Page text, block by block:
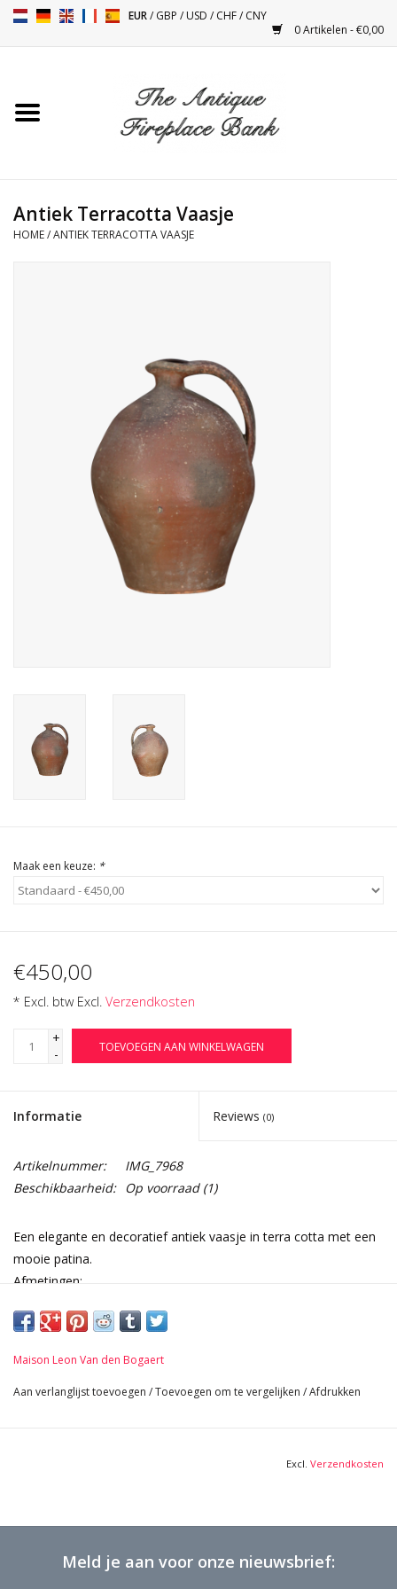
EUR/GBP /USD /CHF/CNY
0 Artikelen - €0,00
Toebehoren
Decoratieve Outdoor
Vloeren - Steen, Terra Cotta
AI-Ready Database
Login
Antiek Terracotta Vaasje
HOME/ANTIEK TERRACOTTA VAASJE
Maak een keuze: *
€450,00
* Excl. btw Excl. Verzendkosten
+
-
TOEVOEGEN AAN WINKELWAGEN
Informatie Reviews (0)
Artikelnummer:
IMG_7968
Beschikbaarheid: Op voorraad(1)
Een elegante en decoratief antiek vaasje in terra cotta met een
mooie patina.
Afmetingen:
38 cm Hoogte 14,96 Inch
Maison Leon Van den Bogaert
Aan verlanglijst toevoegen /Toevoegen om te vergelijken /Afdrukken
Excl. Verzendkosten
Meld je aan voor onze nieuwsbrief: